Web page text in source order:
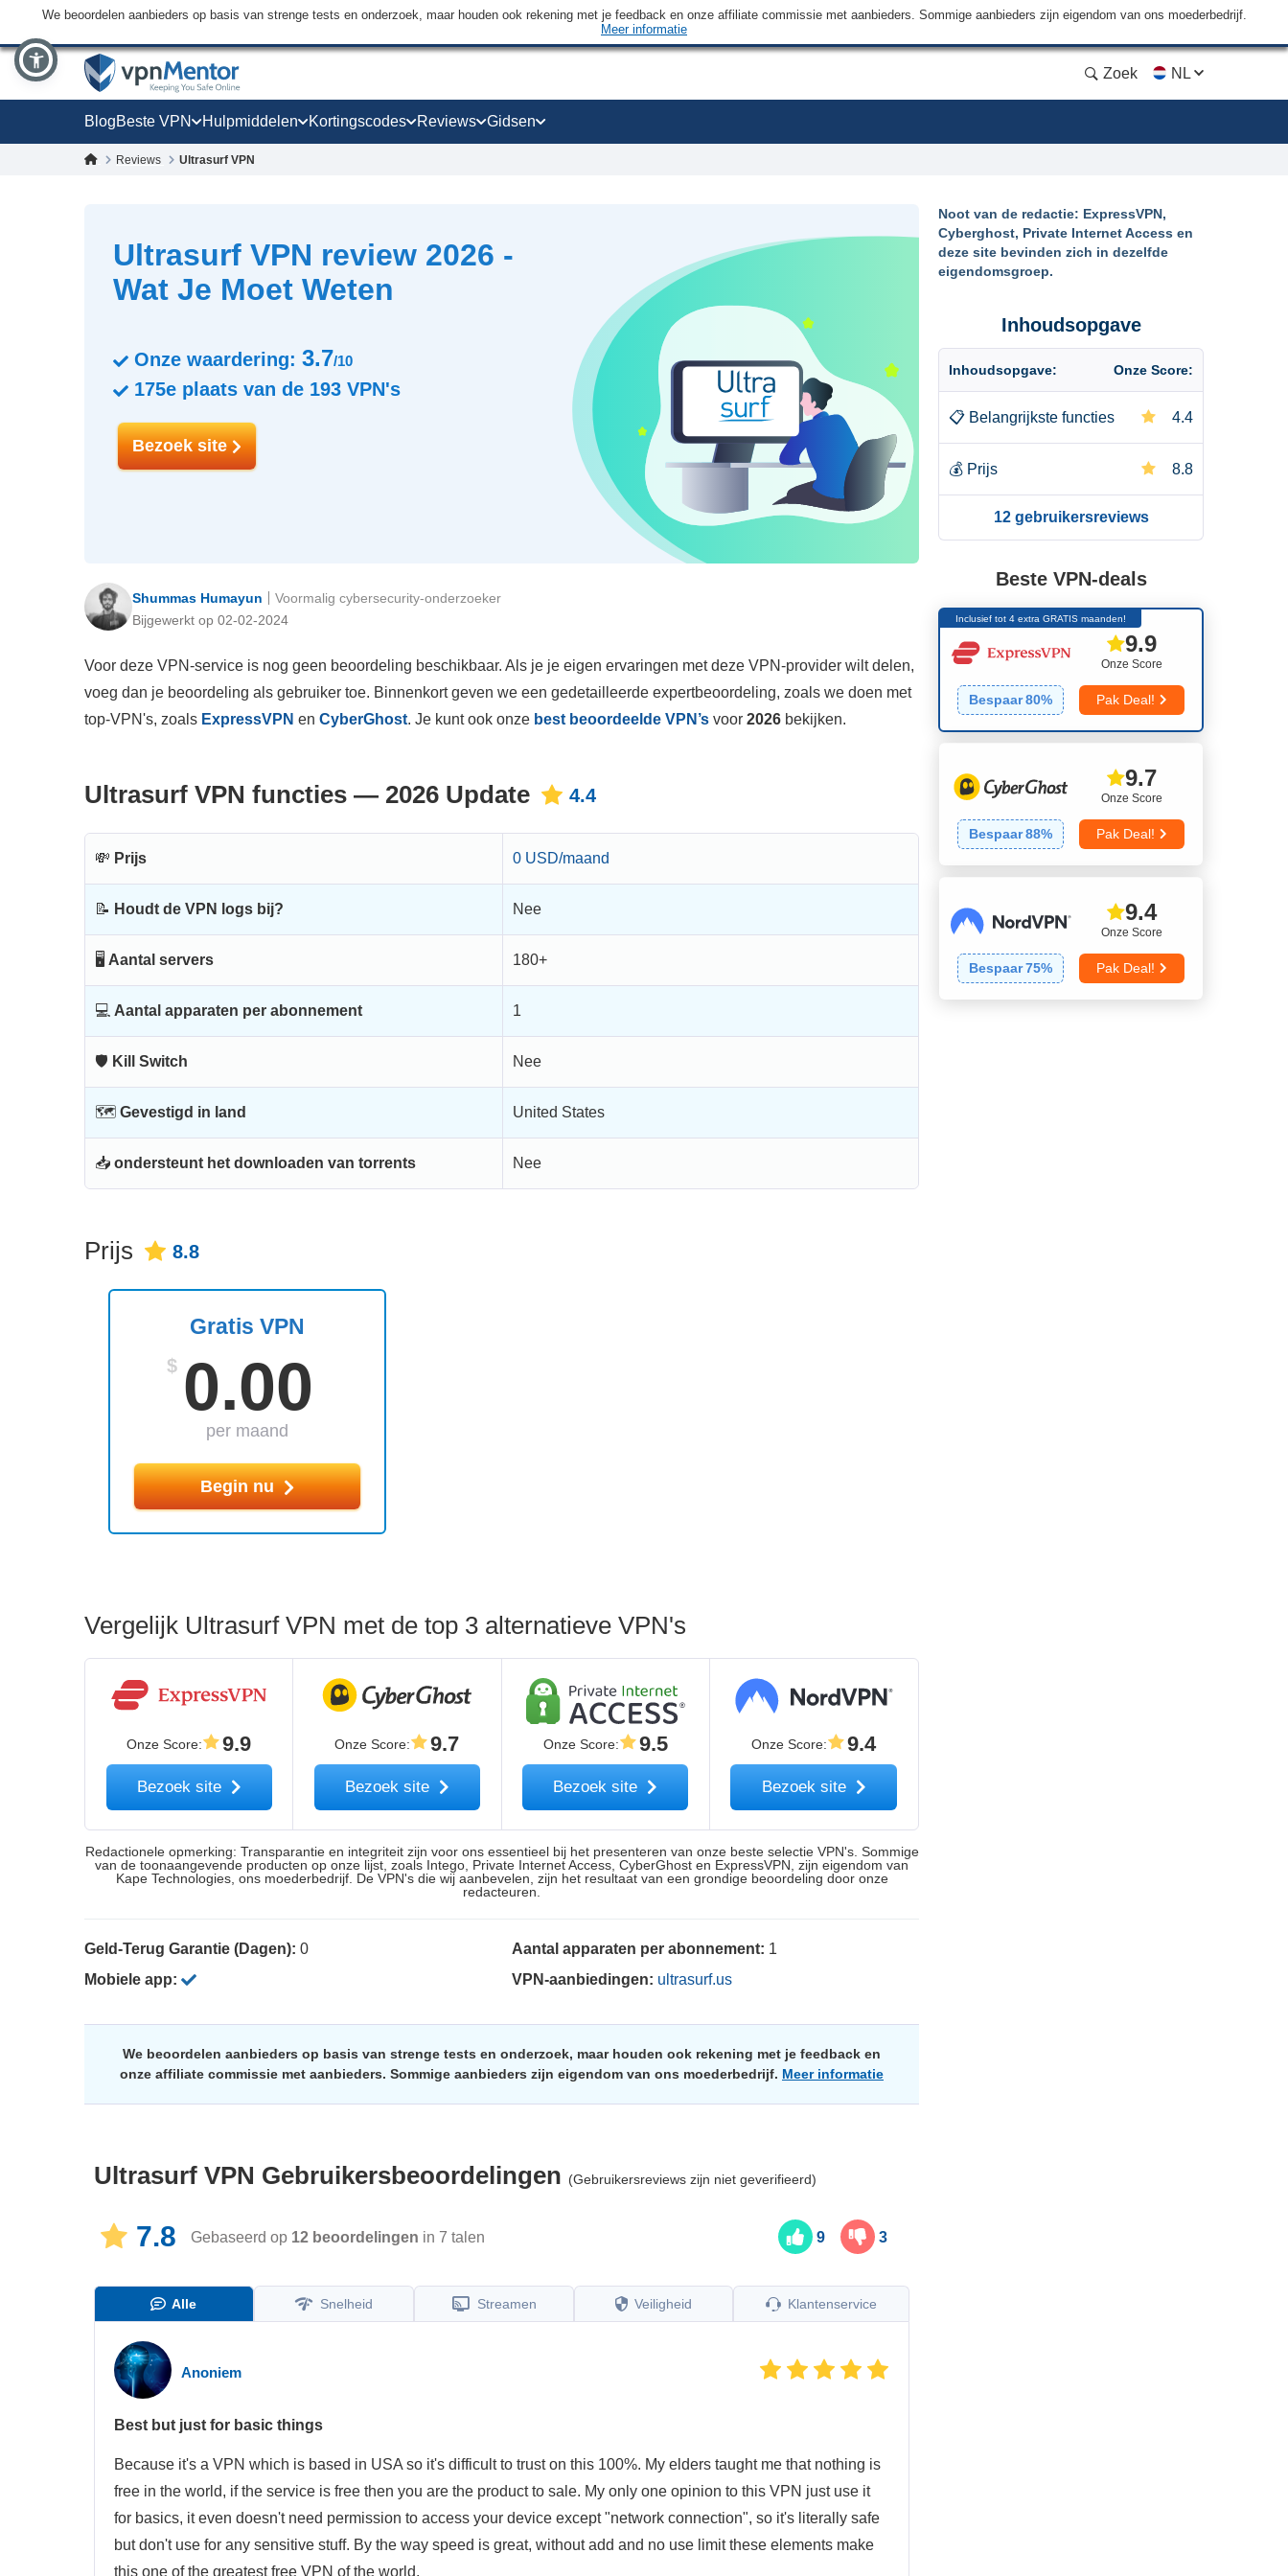
We beoordelen aanbieders op basis van strenge tests en onderzoek, maar houden ook rekening met je feedback en onze affiliate commissie met aanbieders. Sommige aanbieders zijn eigendom van ons moederbedrijf.
Meer informatie
Zoek NL
BlogBeste VPN Hulpmiddelen Kortingscodes Reviews Gidsen
Reviews Ultrasurf VPN
Ultrasurf VPN review 2026 -
Wat Je Moet Weten
Onze waardering: 3.7/10
175e plaats van de 193 VPN's
Bezoek site
Shummas Humayun
Bijgewerkt op 02-02-2024
Voormalig cybersecurity-onderzoeker
Voor deze VPN-service is nog geen beoordeling beschikbaar. Als je je eigen ervaringen met deze VPN-provider wilt delen,
voeg dan je beoordeling als gebruiker toe. Binnenkort geven we een gedetailleerde expertbeoordeling, zoals we doen met
top-VPN's, zoals ExpressVPN en CyberGhost. Je kunt ook onze best beoordeelde VPN’s voor 2026 bekijken.
Ultrasurf VPN functies — 2026 Update 4.4
💸 Prijs 0 USD/maand
📝 Houdt de VPN logs bij? Nee
🖥 Aantal servers 180+
💻 Aantal apparaten per abonnement 1
🛡 Kill Switch Nee
🗺 Gevestigd in land United States
📥 ondersteunt het downloaden van torrents Nee
Prijs 8.8
Gratis VPN
$ 0.00
per maand
Begin nu
Vergelijk Ultrasurf VPN met de top 3 alternatieve VPN's
Onze Score: 9.9
Bezoek site
Onze Score: 9.7
Bezoek site
Onze Score: 9.5
Bezoek site
Onze Score: 9.4
Bezoek site
Redactionele opmerking: Transparantie en integriteit zijn voor ons essentieel bij het presenteren van onze beste selectie VPN's. Sommige
van de toonaangevende producten op onze lijst, zoals Intego, Private Internet Access, CyberGhost en ExpressVPN, zijn eigendom van
Kape Technologies, ons moederbedrijf. De VPN's die wij aanbevelen, zijn het resultaat van een grondige beoordeling door onze
redacteuren.
Geld-Terug Garantie (Dagen): 0
Mobiele app:
Aantal apparaten per abonnement: 1
VPN-aanbiedingen: ultrasurf.us
We beoordelen aanbieders op basis van strenge tests en onderzoek, maar houden ook rekening met je feedback en
onze affiliate commissie met aanbieders. Sommige aanbieders zijn eigendom van ons moederbedrijf. Meer informatie
Ultrasurf VPN Gebruikersbeoordelingen (Gebruikersreviews zijn niet geverifieerd)
7.8 Gebaseerd op 12 beoordelingen in 7 talen 9 3
Alle Snelheid Streamen Veiligheid Klantenservice
Anoniem
Best but just for basic things
Because it's a VPN which is based in USA so it's difficult to trust on this 100%. My elders taught me that nothing is
free in the world, if the service is free then you are the product to sale. My only one opinion to this VPN just use it
for basics, it even doesn't need permission to access your device except "network connection", so it's literally safe
but don't use for any sensitive stuff. By the way speed is great, without add and no use limit these elements make
this one of the greatest free VPN of the world.
Noot van de redactie: ExpressVPN,
Cyberghost, Private Internet Access en
deze site bevinden zich in dezelfde
eigendomsgroep.
Inhoudsopgave
Inhoudsopgave: Onze Score:
📋 Belangrijkste functies 4.4
💰 Prijs 8.8
12 gebruikersreviews
Beste VPN-deals
Inclusief tot 4 extra GRATIS maanden!
Onze Score
9.9
Bespaar80% Pak Deal!
Onze Score
9.7
Bespaar88% Pak Deal!
Onze Score
9.4
Bespaar75% Pak Deal!